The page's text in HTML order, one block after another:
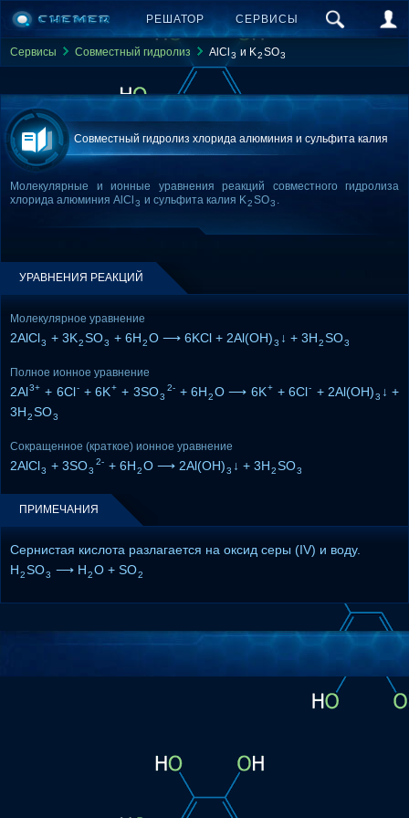
РЕШАТОР СЕРВИСЫ
Сервисы Совместный гидролиз AlCl 3 и K2SO3
Совместный гидролиз хлорида алюминия и сульфита калия
Молекулярные и ионные уравнения реакций совместного гидролиза
хлорида алюминия AlCl 3 и сульфита калия K2SO3 .
УРАВНЕНИЯ РЕАКЦИЙ
Молекулярное уравнение
2AlCl3 + 3K2SO3 + 6H2O ⟶ 6KCl + 2Al(OH)3 ↓ + 3H2SO3
Полное ионное уравнение
2Al3+ + 6Cl- + 6K+ + 3SO3
2- + 6H2O ⟶ 6K+ + 6Cl- + 2Al(OH)3 ↓ +
3H2SO3
Сокращенное (краткое) ионное уравнение
2AlCl3 + 3SO3
2- + 6H2O ⟶ 2Al(OH)3 ↓ + 3H2SO3
ПРИМЕЧАНИЯ
Сернистая кислота разлагается на оксид серы (IV) и воду.
H2SO3 ⟶ H2O + SO2